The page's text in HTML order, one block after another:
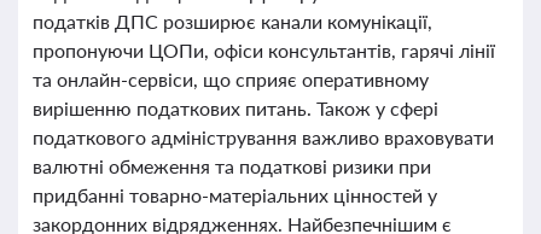
податків ДПС розширює канали комунікації,
пропонуючи ЦОПи, офіси консультантів, гарячі лінії
та онлайн-сервіси, що сприяє оперативному
вирішенню податкових питань. Також у сфері
податкового адміністрування важливо враховувати
валютні обмеження та податкові ризики при
придбанні товарно-матеріальних цінностей у
закордонних відрядженнях. Найбезпечнішим є